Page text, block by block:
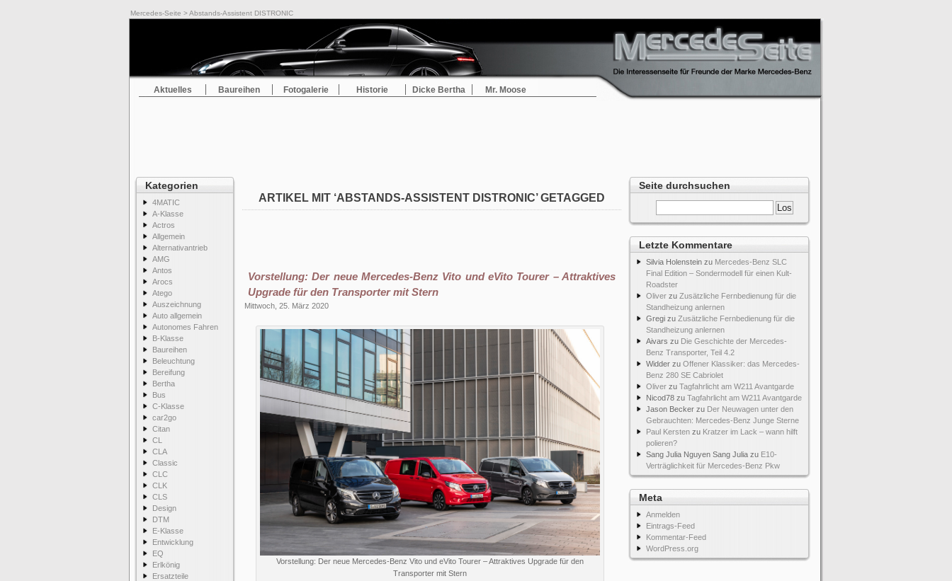
Mercedes-Seite > Abstands-Assistent DISTRONIC
Aktuelles Baureihen Fotogalerie Historie Dicke Bertha Mr. Moose
Kategorien
4MATIC
A-Klasse
Actros
Allgemein
Alternativantrieb
AMG
Antos
Arocs
Atego
Auszeichnung
Auto allgemein
Autonomes Fahren
B-Klasse
Baureihen
Beleuchtung
Bereifung
Bertha
Bus
C-Klasse
car2go
Citan
CL
CLA
Classic
CLC
CLK
CLS
Design
DTM
E-Klasse
Entwicklung
EQ
Erlkönig
Ersatzteile
Seite durchsuchen
Letzte Kommentare
Silvia Holenstein zu Mercedes-Benz SLC
Final Edition – Sondermodell für einen Kult-
Roadster
Oliver zu Zusätzliche Fernbedienung für die
Standheizung anlernen
Gregi zu Zusätzliche Fernbedienung für die
Standheizung anlernen
Aivars zu Die Geschichte der Mercedes-
Benz Transporter, Teil 4.2
Widder zu Offener Klassiker: das Mercedes-
Benz 280 SE Cabriolet
Oliver zu Tagfahrlicht am W211 Avantgarde
Nicod78 zu Tagfahrlicht am W211 Avantgarde
Jason Becker zu Der Neuwagen unter den
Gebrauchten: Mercedes-Benz Junge Sterne
Paul Kersten zu Kratzer im Lack – wann hilft
polieren?
Sang Julia Nguyen Sang Julia zu E10-
Verträglichkeit für Mercedes-Benz Pkw
Meta
Anmelden
Eintrags-Feed
Kommentar-Feed
WordPress.org
ARTIKEL MIT ‘ABSTANDS-ASSISTENT DISTRONIC’ GETAGGED
Vorstellung: Der neue Mercedes-Benz Vito und eVito Tourer – Attraktives
Upgrade für den Transporter mit Stern
Mittwoch, 25. März 2020
Vorstellung: Der neue Mercedes-Benz Vito und eVito Tourer – Attraktives Upgrade für den
Transporter mit Stern